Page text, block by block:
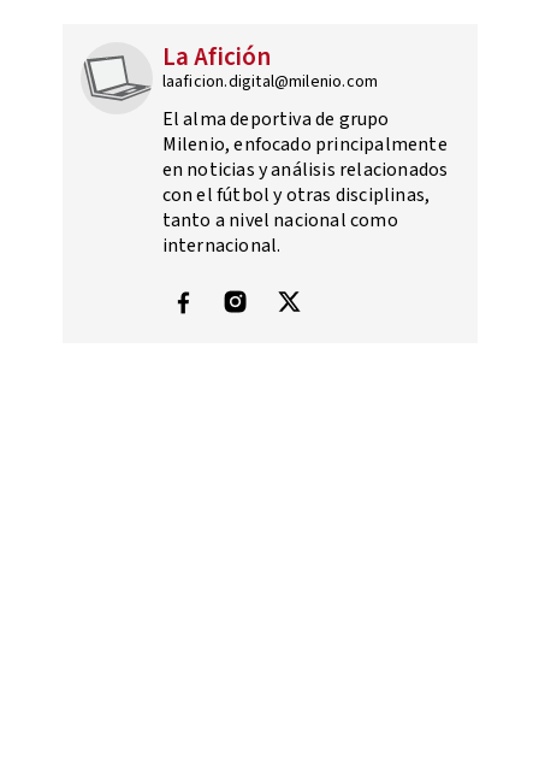
La Afición
laaficion.digital@milenio.com
El alma deportiva de grupo
Milenio, enfocado principalmente
en noticias y análisis relacionados
con el fútbol y otras disciplinas,
tanto a nivel nacional como
internacional.